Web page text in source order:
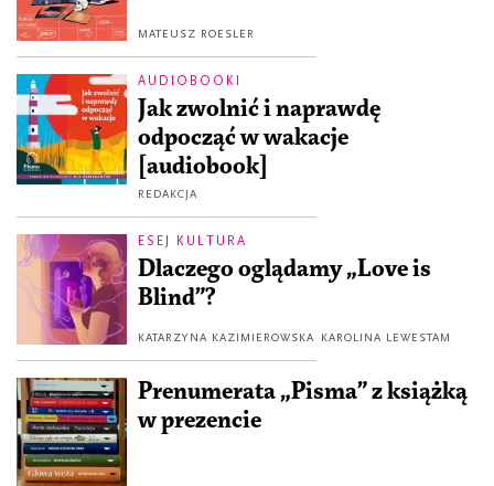
MATEUSZ ROESLER
AUDIOBOOKI
Jak zwolnić i naprawdę
odpocząć w wakacje
[audiobook]
REDAKCJA
ESEJ KULTURA
Dlaczego oglądamy „Love is
Blind”?
KATARZYNA KAZIMIEROWSKA KAROLINA LEWESTAM
Prenumerata „Pisma” z książką
w prezencie